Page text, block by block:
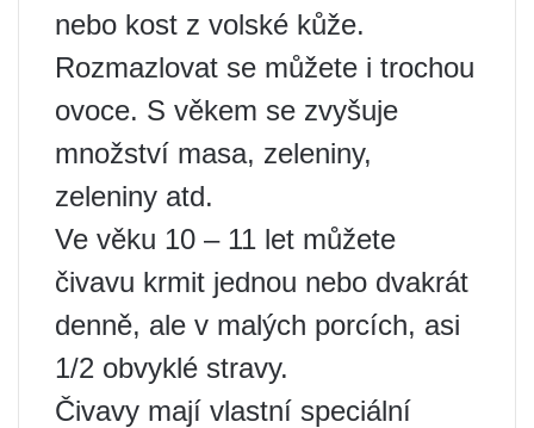
nebo kost z volské kůže.
Rozmazlovat se můžete i trochou
ovoce. S věkem se zvyšuje
množství masa, zeleniny,
zeleniny atd.
Ve věku 10 – 11 let můžete
čivavu krmit jednou nebo dvakrát
denně, ale v malých porcích, asi
1/2 obvyklé stravy.
Čivavy mají vlastní speciální